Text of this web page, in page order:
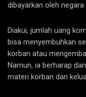
dibayarkan oleh negara
Diakui, jumlah uang
bisa menyembuhkan
korban atau
Namun, ia berharap
materi korban dan